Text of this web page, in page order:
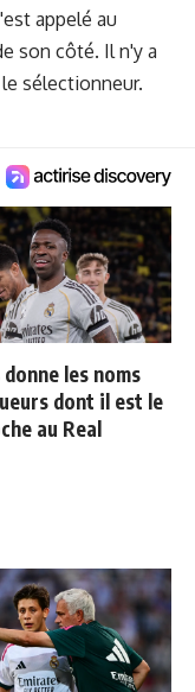
appelé au
son côté. Il n'y a
sélectionneur.
les noms
dont il est le
au Real